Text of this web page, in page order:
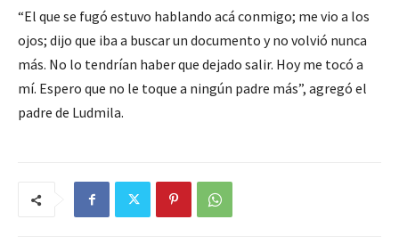
“El que se fugó estuvo hablando acá conmigo; me vio a los
ojos; dijo que iba a buscar un documento y no volvió nunca
más. No lo tendrían haber que dejado salir. Hoy me tocó a
mí. Espero que no le toque a ningún padre más”, agregó el
padre de Ludmila.